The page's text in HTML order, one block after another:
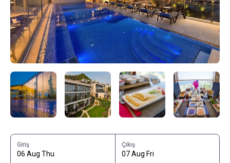
Giriş
06 Aug Thu
Çıkış
07 Aug Fri